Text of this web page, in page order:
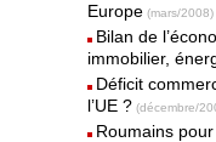
Europe (mars/2008)
Bilan de
immobilier,
Déficit
l’UE ? (décembre/
Roumains